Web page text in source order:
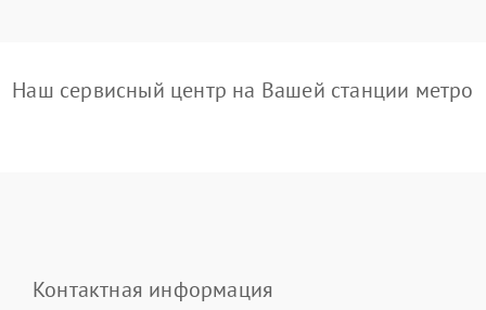
Наш сервисный центр на Вашей станции метро
Контактная информация